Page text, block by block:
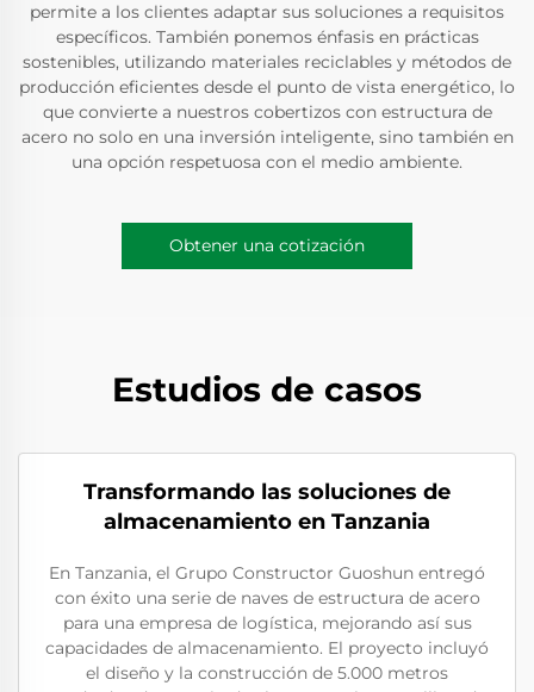
permite a los clientes adaptar sus soluciones a requisitos
específicos. También ponemos énfasis en prácticas
sostenibles, utilizando materiales reciclables y métodos de
producción eficientes desde el punto de vista energético, lo
que convierte a nuestros cobertizos con estructura de
acero no solo en una inversión inteligente, sino también en
una opción respetuosa con el medio ambiente.
Obtener una cotización
Estudios de casos
Transformando las soluciones de
almacenamiento en Tanzania
En Tanzania, el Grupo Constructor Guoshun entregó
con éxito una serie de naves de estructura de acero
para una empresa de logística, mejorando así sus
capacidades de almacenamiento. El proyecto incluyó
el diseño y la construcción de 5.000 metros